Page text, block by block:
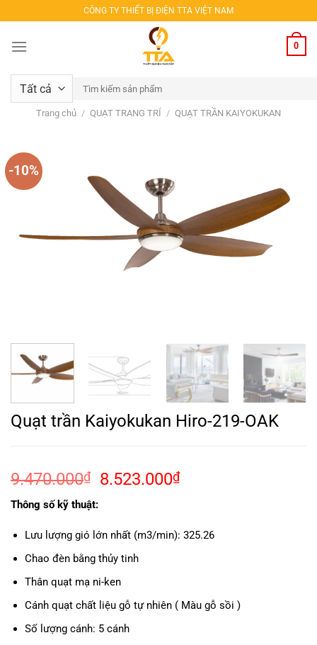
qua
nội
CÔNG TY THIẾT BỊ ĐIỆN TTA VIỆT NAM
0
Tìm
kiếm:
Trang chủ / QUẠT TRANG TRÍ / QUẠT TRẦN KAIYOKUKAN
-10%
Quạt trần Kaiyokukan Hiro-219-OAK
9.470.000₫
Giá
9.470.000₫.
8.523.000₫Giá
là:
Thông số kỹ thuật:
Lưu lượng gió lớn nhất (m3/min): 325.26
Chao đèn bằng thủy tinh
Thân quạt mạ ni-ken
Cánh quạt chất liệu gỗ tự nhiên ( Màu gỗ sồi )
Số lượng cánh: 5 cánh